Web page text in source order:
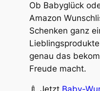
Ob Babyglück
Amazon
Schenken ganz
genau das
Freude macht.